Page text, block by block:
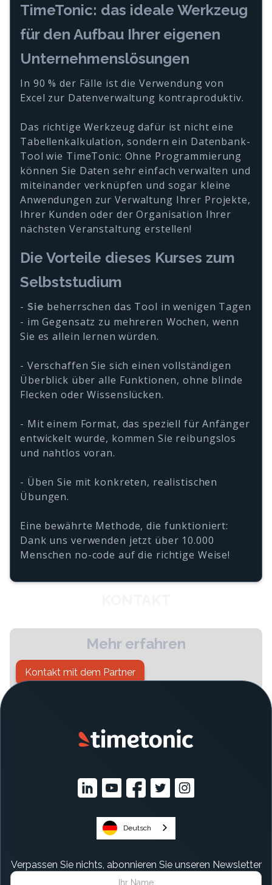
TimeTonic: das ideale Werkzeug
für den Aufbau Ihrer eigenen
Unternehmenslösungen
In 90 % der Fälle ist die Verwendung von
Excel zur Datenverwaltung kontraproduktiv.
Das richtige Werkzeug dafür ist nicht eine
Tabellenkalkulation, sondern ein Datenbank-
Tool wie TimeTonic: Ohne Programmierung
können Sie Daten sehr einfach verwalten und
miteinander verknüpfen und sogar kleine
Anwendungen zur Verwaltung Ihrer Projekte,
Ihrer Kunden oder der Organisation Ihrer
nächsten Veranstaltung erstellen!
Die Vorteile dieses Kurses zum
Selbststudium
- Sie beherrschen das Tool in wenigen Tagen
- im Gegensatz zu mehreren Wochen, wenn
Sie es allein lernen würden.
- Verschaffen Sie sich einen vollständigen
Überblick über alle Funktionen, ohne blinde
Flecken oder Wissenslücken.
- Mit einem Format, das speziell für Anfänger
entwickelt wurde, kommen Sie reibungslos
und nahtlos voran.
- Üben Sie mit konkreten, realistischen
Übungen.
Eine bewährte Methode, die funktioniert:
Dank uns verwenden jetzt über 10.000
Menschen no-code auf die richtige Weise!
Mehr erfahren
Kontakt mit dem Partner
Deutsch
Verpassen Sie nichts, abonnieren Sie unseren Newsletter